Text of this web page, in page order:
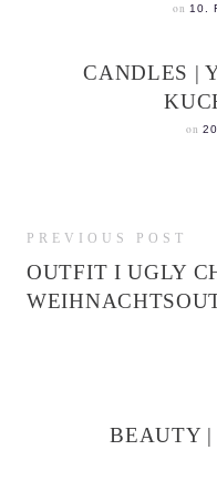
on 10.
CANDLES |
on
PREVIOUS POST
OUTFIT I UGLY
BEAUTY